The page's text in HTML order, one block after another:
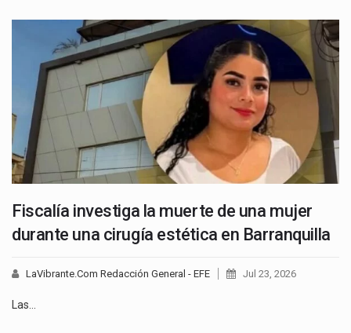
Fiscalía investiga la muerte de una mujer
durante una cirugía estética en Barranquilla
LaVibrante.Com Redacción General - EFE Jul 23, 2026
Las…